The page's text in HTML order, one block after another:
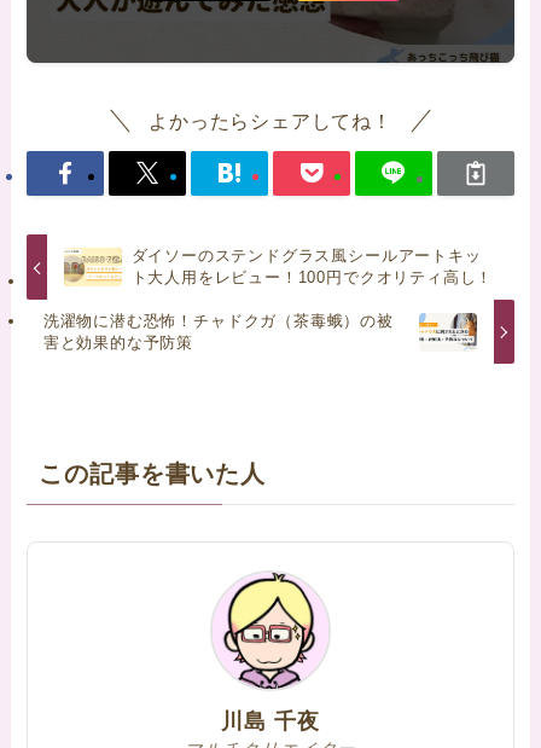
よかったらシェアしてね！
ダイソーのステンドグラス風シールアートキッ
ト大人用をレビュー！100円でクオリティ高し！
洗濯物に潜む恐怖！チャドクガ（茶毒蛾）の被
害と効果的な予防策
この記事を書いた人
川島 千夜